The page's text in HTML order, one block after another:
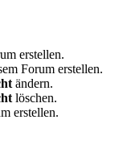
erstellen.
Forum erstellen.
ändern.
löschen.
erstellen.